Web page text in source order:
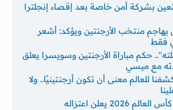
بشركة أمن خاصة بعد إقصاء إنجلترا
منتخب الأرجنتين ويؤكد: أشعر
فقط
حكم مباراة الأرجنتين وسويسرا يعلق
مع ميسي
للعالم معنى أن تكون أرجنتينيًا.. ولا
يعلن اعتزاله